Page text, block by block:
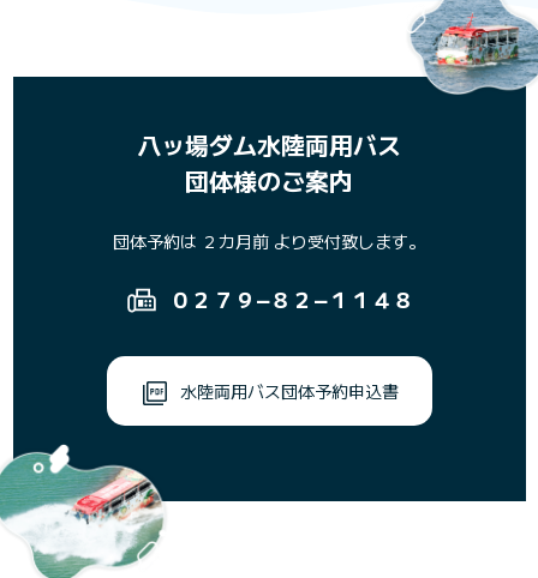
八ッ場ダム水陸両用バス
団体様のご案内
団体予約は ２カ⽉前 より受付致します。
０２７９−８２−１１４８
水陸両用バス団体予約申込書